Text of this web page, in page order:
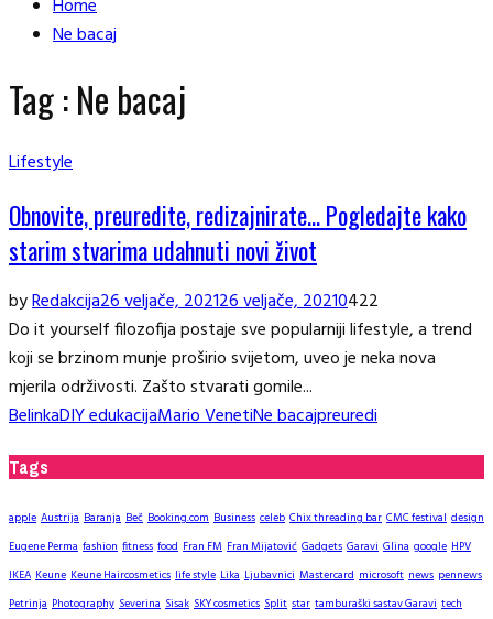
Home
Ne bacaj
Tag : Ne bacaj
Lifestyle
Obnovite, preuredite, redizajnirate… Pogledajte kako
starim stvarima udahnuti novi život
byRedakcija26 veljače, 202126 veljače, 20210422
Do it yourself filozofija postaje sve popularniji lifestyle, a trend
koji se brzinom munje proširio svijetom, uveo je neka nova
mjerila održivosti. Zašto stvarati gomile...
BelinkaDIY edukacijaMario VenetiNe bacajpreuredi
Tags
apple Austrija Baranja Beč Booking.com Business celeb Chix threading bar CMC festival design
Eugene Perma fashion fitness food Fran FM Fran Mijatović Gadgets Garavi Glina google HPV
IKEA Keune Keune Haircosmetics life style Lika Ljubavnici Mastercard microsoft news pennews
Petrinja Photography Severina Sisak SKY cosmetics Split star tamburaški sastav Garavi tech